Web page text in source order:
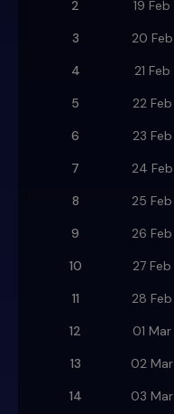
2
19 Feb
3
20 Feb
4
21 Feb
5
22 Feb
6
23 Feb
7
24 Feb
8
25 Feb
9
26 Feb
10
27 Feb
11
28 Feb
12
01 Mar
13
02 Mar
14
03 Mar